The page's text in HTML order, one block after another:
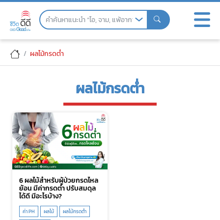
Skip
ผลไม้กรดต่ำ
ผลไม้กรดต่ำ
6 ผลไม้สำหรับผู้ป่วยกรดไหล
ย้อน มีค่ากรดต่ำ ปรับสมดุล
ได้ดี มีอะไรบ้าง?
ค่า PH ผลไม้
ผลไม้กรดต่ำ